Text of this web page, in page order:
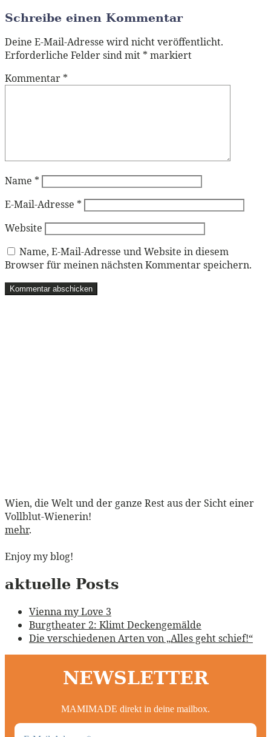
Schreibe einen Kommentar
Deine E-Mail-Adresse wird nicht veröffentlicht.
Erforderliche Felder sind mit * markiert
Kommentar *
Name *
E-Mail-Adresse *
Website
Name, E-Mail-Adresse und Website in diesem
Browser für meinen nächsten Kommentar speichern.
Wien, die Welt und der ganze Rest aus der Sicht einer
Vollblut-Wienerin!
mehr.
Enjoy my blog!
aktuelle Posts
Vienna my Love 3
Burgtheater 2: Klimt Deckengemälde
Die verschiedenen Arten von „Alles geht schief!“
NEWSLETTER
MAMIMADE direkt in deine mailbox.